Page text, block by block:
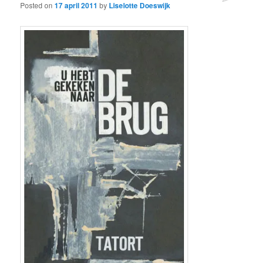
Posted on17 april 2011 by Liselotte Doeswijk